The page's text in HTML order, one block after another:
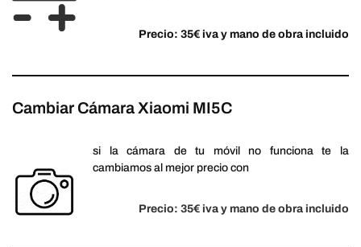
Precio: 35€ iva y mano de obra incluido
Cambiar Cámara Xiaomi MI5C
si la cámara de tu móvil no funciona te la
cambiamos al mejor precio con
Precio: 35€ iva y mano de obra incluido